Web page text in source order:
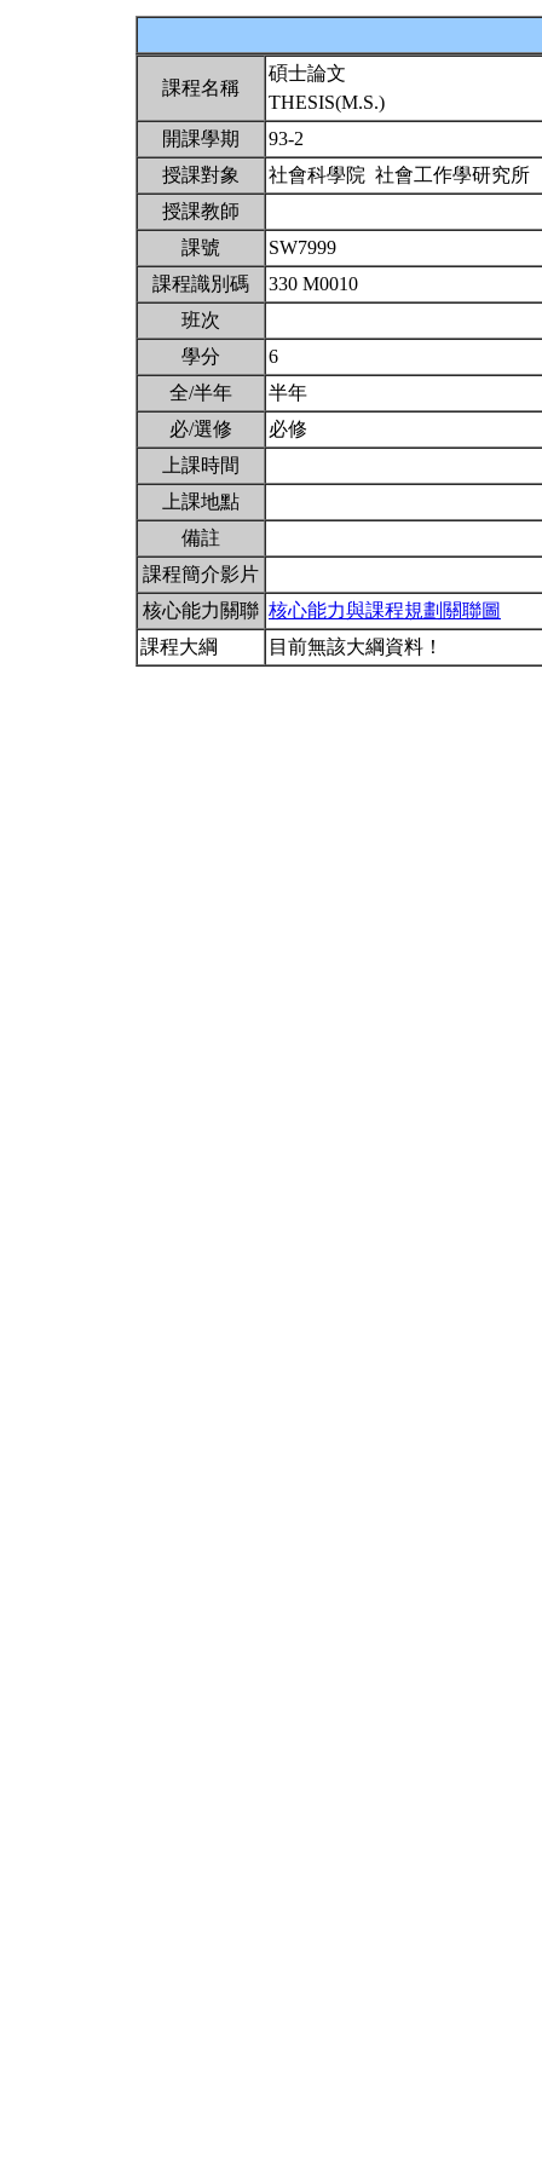
課程名稱
碩士論文
THESIS(M.S.)
開課學期
93-2
授課對象
社會科學院 社會工作學研究所
授課教師
課號
SW7999
課程識別碼
330 M0010
班次
學分
6
全/半年
半年
必/選修
必修
上課時間
上課地點
備註
課程簡介影片
核心能力關聯 核心能力與課程規劃關聯圖
課程大綱
目前無該大綱資料！